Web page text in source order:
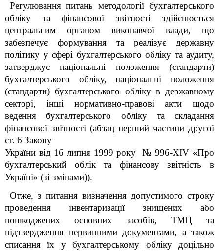
Регулювання питань методології бухгалтерського
обліку та фінансової звітності здійснюється
центральним органом виконавчої влади, що
забезпечує формування та реалізує державну
політику у сфері бухгалтерського обліку та аудиту,
затверджує національні положення (стандарти)
бухгалтерського обліку, національні положення
(стандарти) бухгалтерського обліку в державному
секторі, інші нормативно-правові акти щодо
ведення бухгалтерського обліку та складання
фінансової звітності (абзац перший частини другої
ст. 6 Закону
України від 16 липня 1999 року № 996-XIV «Про
бухгалтерський облік та фінансову звітність в
Україні» (зі змінами)).
Отже, з питання визначення допустимого строку
проведення інвентаризації знищених або
пошкоджених основних засобів, ТМЦ та
підтвердження первинними документами, а також
списання їх у бухгалтерському обліку доцільно